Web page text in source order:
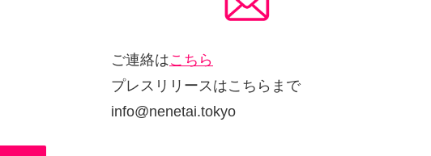
ご連絡はこちら
プレスリリースはこちらまで
info@nenetai.tokyo